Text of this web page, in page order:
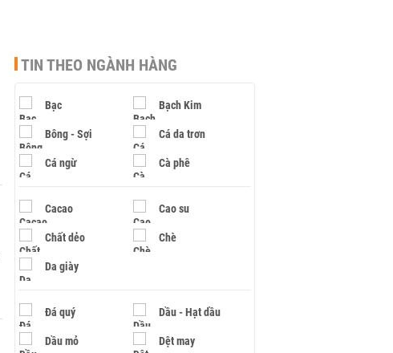
TIN THEO NGÀNH HÀNG
Bạc Bạch Kim
Bông - Sợi Cá da trơn
Cá ngừ Cà phê
Cacao Cao su
Chất dẻo Chè
Da giày
Đá quý Dầu - Hạt dầu
Dầu mỏ Dệt may